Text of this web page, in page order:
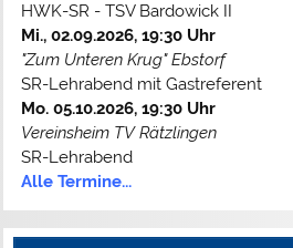
HWK-SR - TSV Bardowick II
Mi., 02.09.2026, 19:30 Uhr
"Zum Unteren Krug" Ebstorf
SR-Lehrabend mit Gastreferent
Mo. 05.10.2026, 19:30 Uhr
Vereinsheim TV Rätzlingen
SR-Lehrabend
Alle Termine...